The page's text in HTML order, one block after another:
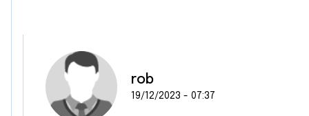
rob
19/12/2023 - 07:37